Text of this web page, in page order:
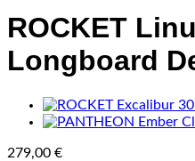
ROCKET
Longboard
279,00 €